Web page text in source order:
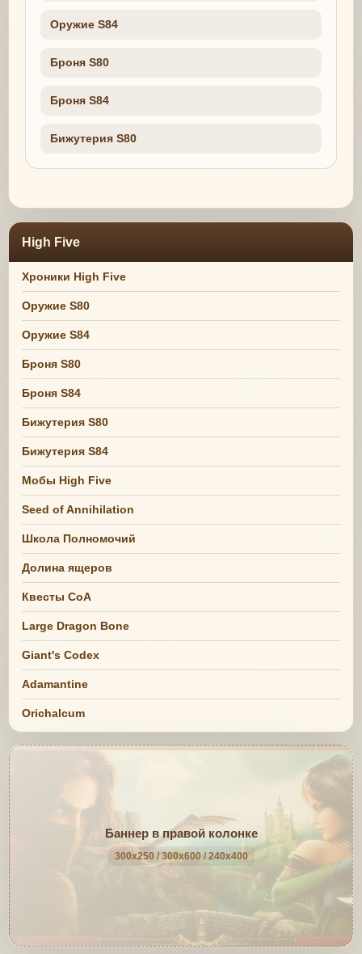
Оружие S84
Броня S80
Броня S84
Бижутерия S80
High Five
Хроники High Five
Оружие S80
Оружие S84
Броня S80
Броня S84
Бижутерия S80
Бижутерия S84
Мобы High Five
Seed of Annihilation
Школа Полномочий
Долина ящеров
Квесты СоА
Large Dragon Bone
Giant's Codex
Adamantine
Orichalcum
Баннер в правой колонке
300x250 / 300x600 / 240x400